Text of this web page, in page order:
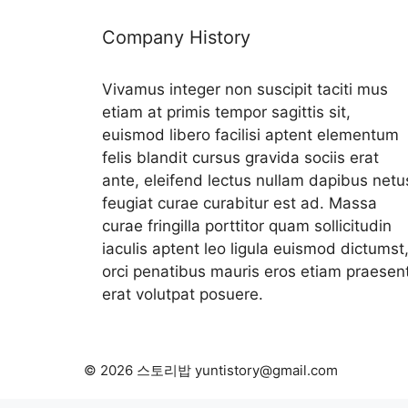
Company History
Vivamus integer non suscipit taciti mus
etiam at primis tempor sagittis sit,
euismod libero facilisi aptent elementum
felis blandit cursus gravida sociis erat
ante, eleifend lectus nullam dapibus
feugiat curae curabitur est ad. Massa
curae fringilla porttitor quam sollicitudin
iaculis aptent leo ligula euismod dictumst,
orci penatibus mauris eros etiam
erat volutpat posuere.
© 2026 스토리밥 yuntistory@gmail.com